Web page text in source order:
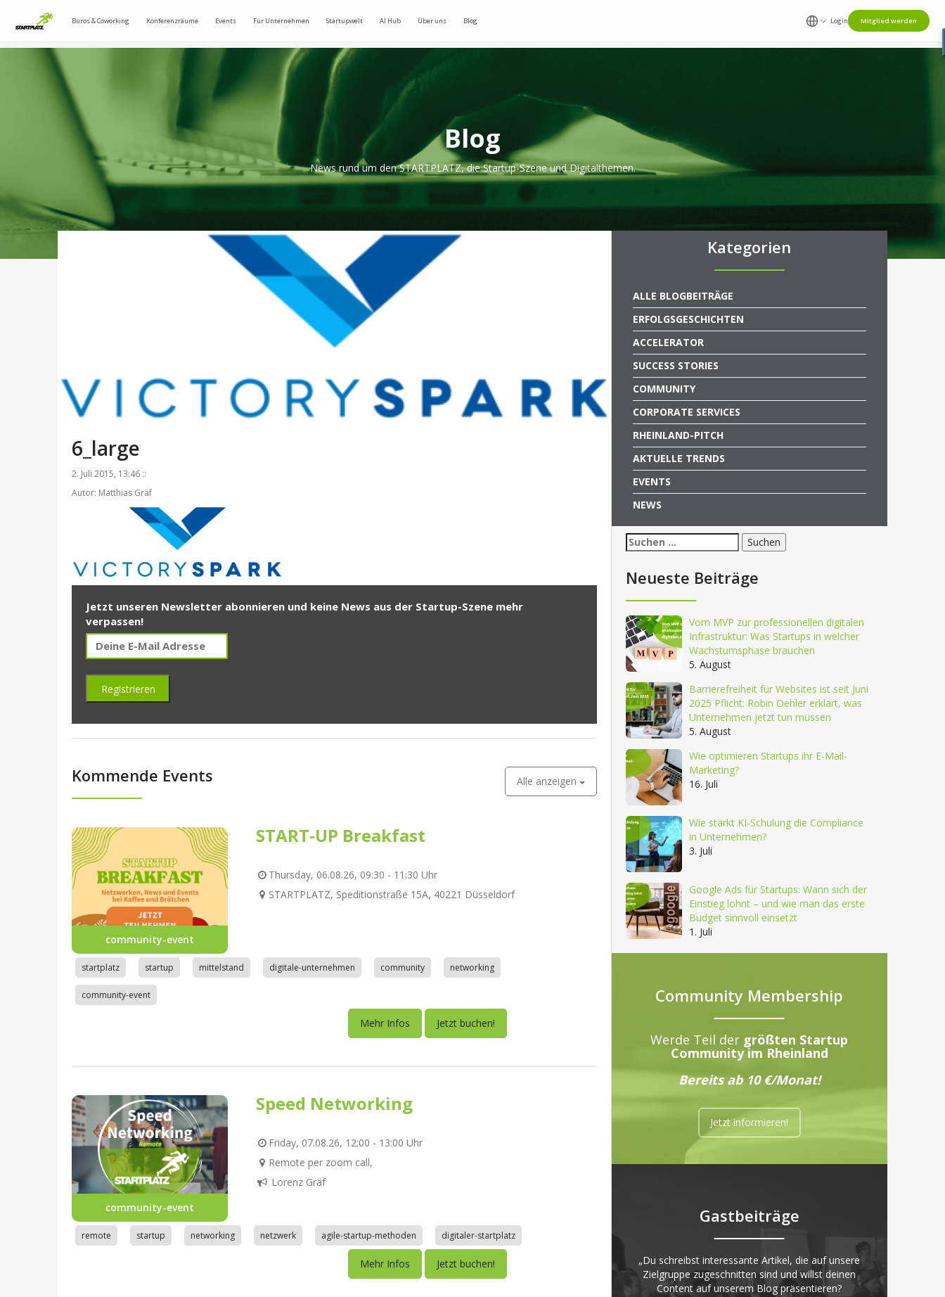
Büros & Coworking Konferenzräume Events Für Unternehmen Startupwelt AI Hub Über uns Blog Login Mitglied werden
Blog
News rund um den STARTPLATZ, die Startup-Szene und Digitalthemen.
6_large
2. Juli 2015, 13:46 ::
Autor: Matthias Gräf
Jetzt unseren Newsletter abonnieren und keine News aus der Startup-Szene mehr
verpassen!
Kommende Events Alle anzeigen
community-event
START-UP Breakfast
Thursday, 06.08.26, 09:30 - 11:30 Uhr
STARTPLATZ, Speditionstraße 15A, 40221 Düsseldorf
startplatz startup mittelstand digitale-unternehmen community networking
community-event
Mehr Infos Jetzt buchen!
community-event
Speed Networking
Friday, 07.08.26, 12:00 - 13:00 Uhr
Remote per zoom call,
Lorenz Gräf
remote startup networking netzwerk agile-startup-methoden digitaler-startplatz
Mehr Infos Jetzt buchen!
Kategorien
ALLE BLOGBEITRÄGE
ERFOLGSGESCHICHTEN
ACCELERATOR
SUCCESS STORIES
COMMUNITY
CORPORATE SERVICES
RHEINLAND-PITCH
AKTUELLE TRENDS
EVENTS
NEWS
Suchen
nach:
Neueste Beiträge
Vom MVP zur professionellen digitalen
Infrastruktur: Was Startups in welcher
Wachstumsphase brauchen
5. August
Barrierefreiheit für Websites ist seit Juni
2025 Pflicht: Robin Oehler erklärt, was
Unternehmen jetzt tun müssen
5. August
Wie optimieren Startups ihr E-Mail-
Marketing?
16. Juli
Wie stärkt KI-Schulung die Compliance
in Unternehmen?
3. Juli
Google Ads für Startups: Wann sich der
Einstieg lohnt – und wie man das erste
Budget sinnvoll einsetzt
1. Juli
Community Membership
Werde Teil der größten Startup
Community im Rheinland
Bereits ab 10 €/Monat!
Jetzt informieren!
Gastbeiträge
„Du schreibst interessante Artikel, die auf unsere
Zielgruppe zugeschnitten sind und willst deinen
Content auf unserem Blog präsentieren?